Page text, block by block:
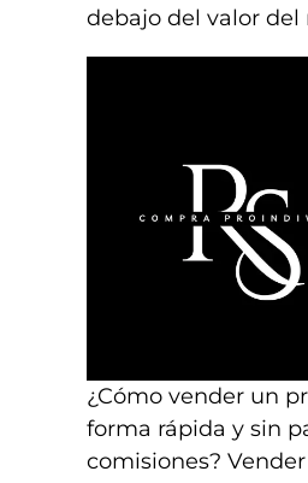
debajo del valor del
¿Cómo vender un
forma rápida y sin
comisiones?